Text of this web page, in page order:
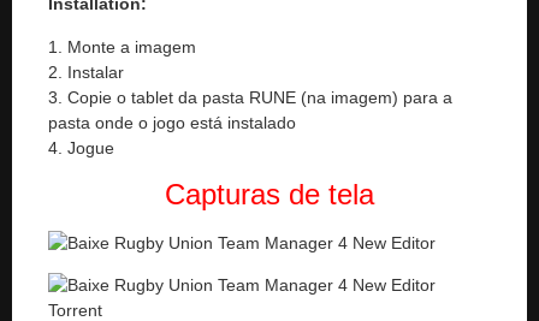
Installation:
1. Monte a imagem
2. Instalar
3. Copie o tablet da pasta RUNE (na imagem) para a
pasta onde o jogo está instalado
4. Jogue
Capturas de tela